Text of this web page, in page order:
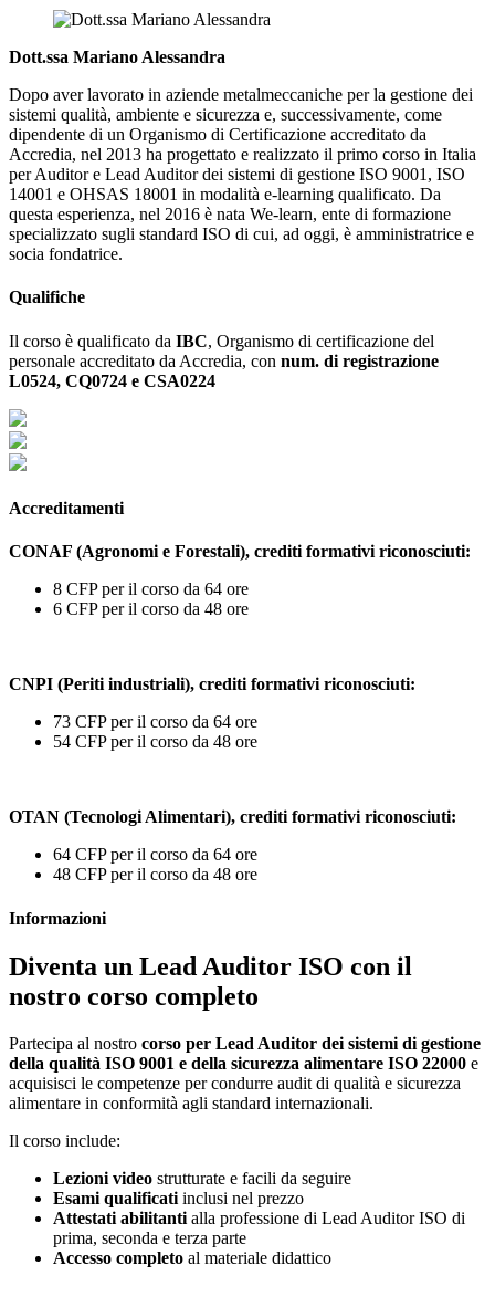
Dott.ssa Mariano Alessandra
Dopo aver lavorato in aziende metalmeccaniche per la gestione dei
sistemi qualità, ambiente e sicurezza e, successivamente, come
dipendente di un Organismo di Certificazione accreditato da
Accredia, nel 2013 ha progettato e realizzato il primo corso in Italia
per Auditor e Lead Auditor dei sistemi di gestione ISO 9001, ISO
14001 e OHSAS 18001 in modalità e-learning qualificato. Da
questa esperienza, nel 2016 è nata We-learn, ente di formazione
specializzato sugli standard ISO di cui, ad oggi, è amministratrice e
socia fondatrice.
Qualifiche
Il corso è qualificato da IBC, Organismo di certificazione del
personale accreditato da Accredia, con num. di registrazione
L0524, CQ0724 e CSA0224
Accreditamenti
CONAF (Agronomi e Forestali), crediti formativi riconosciuti:
8 CFP per il corso da 64 ore
6 CFP per il corso da 48 ore
CNPI (Periti industriali), crediti formativi riconosciuti:
73 CFP per il corso da 64 ore
54 CFP per il corso da 48 ore
OTAN (Tecnologi Alimentari), crediti formativi riconosciuti:
64 CFP per il corso da 64 ore
48 CFP per il corso da 48 ore
Informazioni
Diventa un Lead Auditor ISO con il
nostro corso completo
Partecipa al nostro corso per Lead Auditor dei sistemi di gestione
della qualità ISO 9001 e della sicurezza alimentare ISO 22000 e
acquisisci le competenze per condurre audit di qualità e sicurezza
alimentare in conformità agli standard internazionali.
Il corso include:
Lezioni video strutturate e facili da seguire
Esami qualificati inclusi nel prezzo
Attestati abilitanti alla professione di Lead Auditor ISO di
prima, seconda e terza parte
Accesso completo al materiale didattico